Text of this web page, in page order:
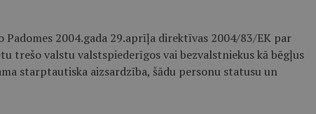
Padomes 2004.gada 29.aprīļa direktīvas 2004/83/EK par
trešo valstu valstspiederīgos vai bezvalstniekus kā bēgļus
starptautiska aizsardzība, šādu personu statusu un